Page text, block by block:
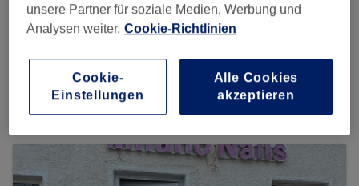
Samis Cut Friseur
Landsberger Straße 483, Pasing-Obermenzing, 81241
München
unsere Partner für soziale Medien, Werbung und
Analysen weiter. Cookie-Richtlinien
Cookie-
Einstellungen
Alle Cookies
akzeptieren